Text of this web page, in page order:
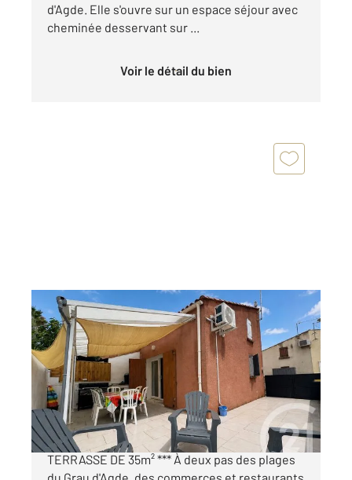
d'Agde. Elle s'ouvre sur un espace séjour avec
cheminée desservant sur ...
Voir le détail du bien
LE GRAU D AGDE 34
29,59 m2, 3 pièces
Ref : 5044
Maison à vendre
182 500 €
*** LE GRAU D'AGDE - PAVILLON T2 CABINE +
TERRASSE DE 35m² *** À deux pas des plages
du Grau d'Agde, des commerces et restaurants